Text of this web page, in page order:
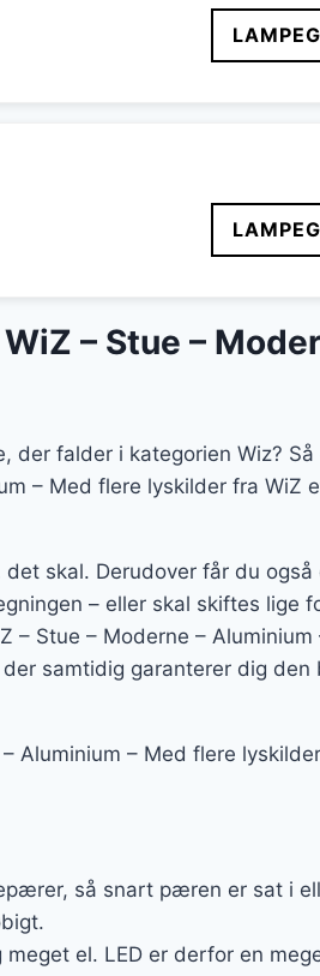
– Stue –
der falder i kategorien Wiz? Så
– Med flere lyskilder fra WiZ
skal. Derudover får du også
– eller skal skiftes lige
– Stue – Moderne – Aluminium
samtidig garanterer dig den
Aluminium – Med flere
så snart pæren er sat i
el. LED er derfor en